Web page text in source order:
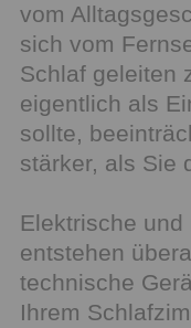
vom
sich vom
Schlaf geleiten
eigentlich als
sollte,
stärker, als Sie
Elektrische
entstehen
technische
Ihrem